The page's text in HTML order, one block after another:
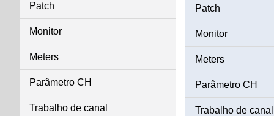
Patch
Monitor
Meters
Parâmetro CH
Trabalho de canal
Patch
Monitor
Meters
Parâmetro CH
Trabalho de canal